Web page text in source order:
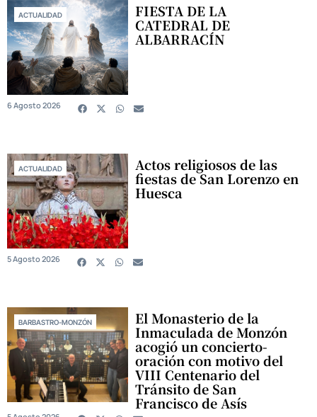
ACTUALIDAD FIESTA DE LA
CATEDRAL DE
ALBARRACÍN
6 Agosto 2026
ACTUALIDAD Actos religiosos de las
fiestas de San Lorenzo en
Huesca
5 Agosto 2026
BARBASTRO-MONZÓN El Monasterio de la
Inmaculada de Monzón
acogió un concierto-
oración con motivo del
VIII Centenario del
Tránsito de San
Francisco de Asís